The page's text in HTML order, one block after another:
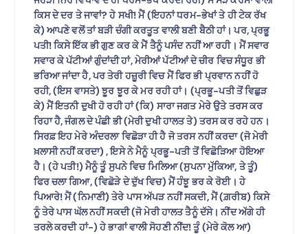
ਕਿਸ ਦੇ ਦਰ ਤੇ ਜਾਵਾਂ? ਹੇ ਸਖੀ! ਮੈਂ (ਇਹਨਾਂ ਧਰਮ-ਭੇਖਾਂ ਤੇ ਹੀ ਟੇਕ ਰੱਖ
ਕੇ) ਆਪਣੇ ਵਲੋਂ ਤਾਂ ਬੜੀ ਚੰਗੀ ਕਰਤੂਤ ਵਾਲੀ ਬਣੀ ਬੈਠੀ ਹਾਂ। ਪਰ, ਪ੍ਰਭੂ
ਪਤੀ! ਕਿਸੇ ਇੱਕ ਭੀ ਗੁਣ ਕਰ ਕੇ ਮੈਂ ਤੈਨੂੰ ਪਸੰਦ ਨਹੀਂ ਆ ਰਹੀ। ਮੈਂ ਸਵਾਰ
ਸਵਾਰ ਕੇ ਪੱਟੀਆਂ ਗੁੰਦਾਂਦੀ ਹਾਂ, ਮੇਰੀਆਂ ਪੱਟੀਆਂ ਦੇ ਚੀਰ ਵਿਚ ਸੰਧੂਰ ਭੀ
ਭਰਿਆ ਜਾਂਦਾ ਹੈ, ਪਰ ਤੇਰੀ ਹਜ਼ੂਰੀ ਵਿਚ ਮੈਂ ਫਿਰ ਭੀ ਪ੍ਰਵਾਨ ਨਹੀਂ ਹੋ
ਰਹੀ, (ਇਸ ਵਾਸਤੇ) ਝੂਰ ਝੂਰ ਕੇ ਮਰ ਰਹੀ ਹਾਂ। (ਪ੍ਰਭੂ-ਪਤੀ ਤੋਂ ਵਿਛੁੜ
ਕੇ) ਮੈਂ ਇਤਨੀ ਦੁਖੀ ਹੋ ਰਹੀ ਹਾਂ (ਕਿ) ਸਾਰਾ ਜਗਤ ਮੇਰੇ ਉਤੇ ਤਰਸ ਕਰ
ਰਿਹਾ ਹੈ, ਜੰਗਲ ਦੇ ਪੰਛੀ ਭੀ (ਮੇਰੀ ਦੁਖੀ ਹਾਲਤ ਤੇ) ਤਰਸ ਕਰ ਰਹੇ ਹਨ।
ਸਿਰਫ਼ ਇਹ ਮੇਰੇ ਅੰਦਰਲਾ ਵਿਛੋੜਾ ਹੀ ਹੈ ਜੋ ਤਰਸ ਨਹੀਂ ਕਰਦਾ (ਜੋ ਮੇਰੀ
ਖ਼ਲਾਸੀ ਨਹੀਂ ਕਰਦਾ) , ਇਸੇ ਨੇ ਮੈਨੂੰ ਪ੍ਰਭੂ-ਪਤੀ ਤੋਂ ਵਿਛੋੜਿਆ ਹੋਇਆ
ਹੈ। (ਹੇ ਪਤੀ!) ਮੈਨੂੰ ਤੂੰ ਸੁਪਨੇ ਵਿਚ ਮਿਲਿਆ (ਸੁਪਨਾ ਮੁੱਕਿਆ, ਤੇ ਤੂੰ)
ਫਿਰ ਚਲਾ ਗਿਆ, (ਵਿਛੋੜੇ ਦੇ ਦੁੱਖ ਵਿਚ) ਮੈਂ ਹੰਝੂ ਭਰ ਕੇ ਰੋਈ। ਹੇ
ਪਿਆਰੇ! ਮੈਂ (ਨਿਮਾਣੀ) ਤੇਰੇ ਪਾਸ ਅੱਪੜ ਨਹੀਂ ਸਕਦੀ, ਮੈਂ (ਗ਼ਰੀਬ) ਕਿਸੇ
ਨੂੰ ਤੇਰੇ ਪਾਸ ਘੱਲ ਨਹੀਂ ਸਕਦੀ (ਜੋ ਮੇਰੀ ਹਾਲਤ ਤੈਨੂੰ ਦੱਸੇ। ਨੀਂਦ ਅੱਗੇ ਹੀ
ਤਰਲੇ ਕਰਦੀ ਹਾਂ-) ਹੇ ਭਾਗਾਂ ਵਾਲੀ ਸੋਹਣੀ ਨੀਂਦ! ਤੂੰ (ਮੇਰੇ ਕੋਲ ਆ)